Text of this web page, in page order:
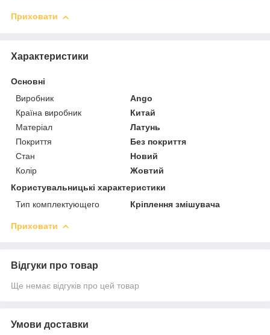
Приховати
Характеристики
Основні
Виробник
Ango
Країна виробник
Китай
Матеріал
Латунь
Покриття
Без покриття
Стан
Новий
Колір
Жовтий
Користувальницькі характеристики
Тип комплектующего
Кріплення змішувача
Приховати
Відгуки про товар
Ще немає відгуків про цей товар
Умови доставки